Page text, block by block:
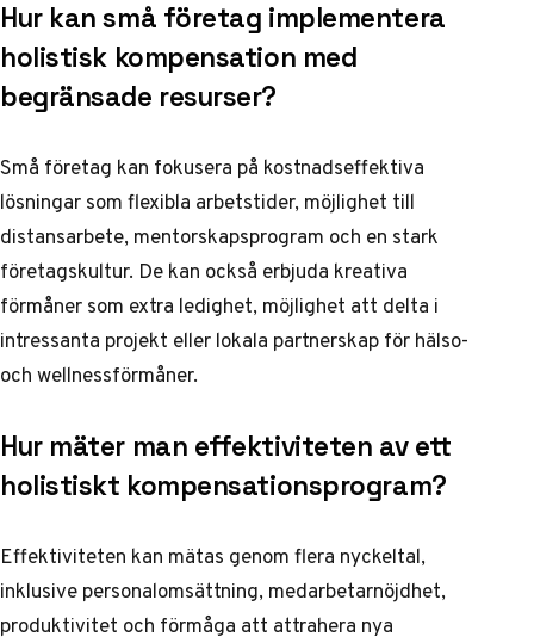
Hur kan små företag implementera
holistisk kompensation med
begränsade resurser?
Små företag kan fokusera på kostnadseffektiva
lösningar som flexibla arbetstider, möjlighet till
distansarbete, mentorskapsprogram och en stark
företagskultur. De kan också erbjuda kreativa
förmåner som extra ledighet, möjlighet att delta i
intressanta projekt eller lokala partnerskap för hälso-
och wellnessförmåner.
Hur mäter man effektiviteten av ett
holistiskt kompensationsprogram?
Effektiviteten kan mätas genom flera nyckeltal,
inklusive personalomsättning, medarbetarnöjdhet,
produktivitet och förmåga att attrahera nya